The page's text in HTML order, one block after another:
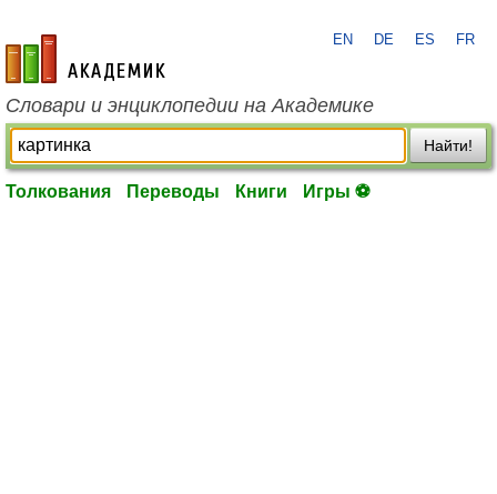
academic.ru
EN DE ES FR
Словари и энциклопедии на Академике
Найти!
Толкования Переводы Книги Игры ⚽